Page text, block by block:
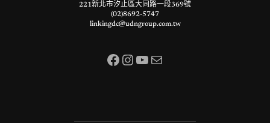
221新北市汐止區大同路一段369號
(02)8692-5747
linkingdc@udngroup.com.tw
Facebook InstagramYouTube 電子郵件